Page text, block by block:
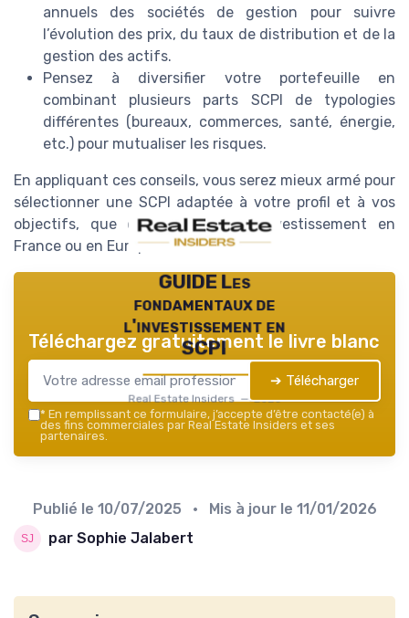
annuels des sociétés de gestion pour suivre
l’évolution des prix, du taux de distribution et de la
gestion des actifs.
Pensez à diversifier votre portefeuille en
combinant plusieurs parts SCPI de typologies
différentes (bureaux, commerces, santé, énergie,
etc.) pour mutualiser les risques.
En appliquant ces conseils, vous serez mieux armé pour
sélectionner une SCPI adaptée à votre profil et à vos
objectifs, que ce soit pour un investissement en
France ou en Europe.
GUIDE Les
fondamentaux de
l'investissement en
SCPI
Real Estate Insiders — 2026
Téléchargez gratuitement le livre blanc
➔ Télécharger
* En remplissant ce formulaire, j’accepte d’être contacté(e) à
des fins commerciales par Real Estate Insiders et ses
partenaires.
Publié le 10/07/2025 • Mis à jour le 11/01/2026
par Sophie Jalabert